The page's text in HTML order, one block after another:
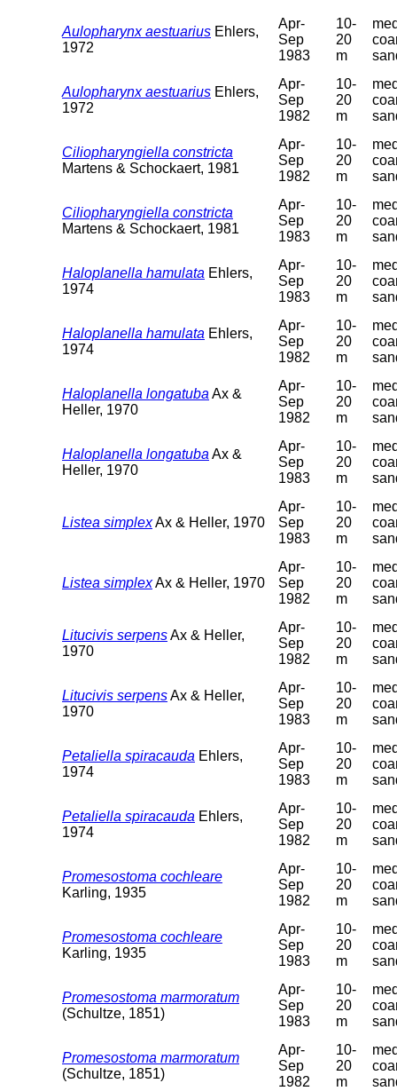
Aulopharynx aestuarius Ehlers,
1972
Apr-
Sep
1983
10-
20
m
Aulopharynx aestuarius Ehlers,
1972
Apr-
Sep
1982
10-
20
m
Ciliopharyngiella constricta
Martens & Schockaert, 1981
Apr-
Sep
1982
10-
20
m
Ciliopharyngiella constricta
Martens & Schockaert, 1981
Apr-
Sep
1983
10-
20
m
Haloplanella hamulata Ehlers,
1974
Apr-
Sep
1983
10-
20
m
Haloplanella hamulata Ehlers,
1974
Apr-
Sep
1982
10-
20
m
Haloplanella longatuba Ax &
Heller, 1970
Apr-
Sep
1982
10-
20
m
Haloplanella longatuba Ax &
Heller, 1970
Apr-
Sep
1983
10-
20
m
Listea simplexAx & Heller, 1970
Apr-
Sep
1983
10-
20
m
Listea simplexAx & Heller, 1970
Apr-
Sep
1982
10-
20
m
Litucivis serpensAx & Heller,
1970
Apr-
Sep
1982
10-
20
m
Litucivis serpensAx & Heller,
1970
Apr-
Sep
1983
10-
20
m
Petaliella spiracauda Ehlers,
1974
Apr-
Sep
1983
10-
20
m
Petaliella spiracauda Ehlers,
1974
Apr-
Sep
1982
10-
20
m
Promesostoma cochleare
Karling, 1935
Apr-
Sep
1982
10-
20
m
Promesostoma cochleare
Karling, 1935
Apr-
Sep
1983
10-
20
m
Promesostoma marmoratum
(Schultze, 1851)
Apr-
Sep
1983
10-
20
m
Promesostoma marmoratum
(Schultze, 1851)
Apr-
Sep
1982
10-
20
m